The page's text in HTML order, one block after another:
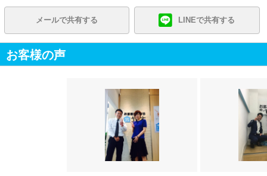
メールで共有する LINEで共有する
お客様の声